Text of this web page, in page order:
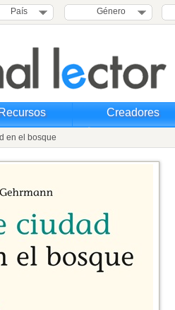
País Género
Recursos Creadores
en el bosque